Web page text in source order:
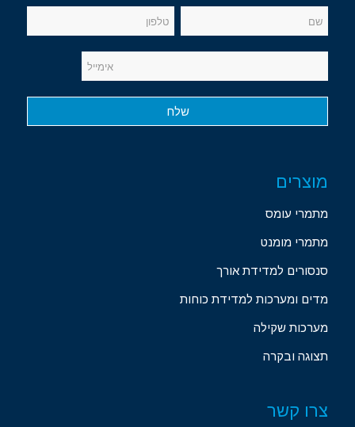
מוצרים
מתמרי עומס
מתמרי מומנט
סנסורים למדידת אורך
מדים ומערכות למדידת כוחות
מערכות שקילה
תצוגה ובקרה
צרו קשר